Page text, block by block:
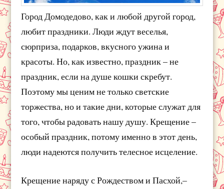
Город Домодедово, как и любой другой город,
любит праздники. Люди ждут веселья,
сюрприза, подарков, вкусного ужина и
красоты. Но, как известно, праздник – не
праздник, если на душе кошки скребут.
Поэтому мы ценим не только светские
торжества, но и такие дни, которые служат для
того, чтобы радовать нашу душу. Крещение –
особый праздник, потому именно в этот день,
люди надеются получить телесное исцеление.
Крещение наряду с Рождеством и Пасхой,–